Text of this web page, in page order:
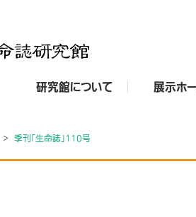
研究館について 展示ホ
季刊「生命誌」110号